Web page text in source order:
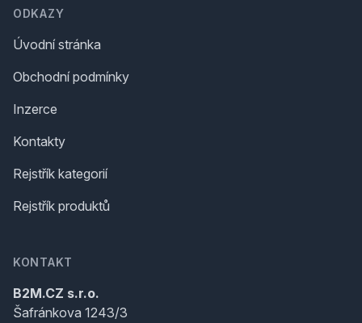
ODKAZY
Úvodní stránka
Obchodní podmínky
Inzerce
Kontakty
Rejstřík kategorií
Rejstřík produktů
KONTAKT
B2M.CZ s.r.o.
Šafránkova 1243/3